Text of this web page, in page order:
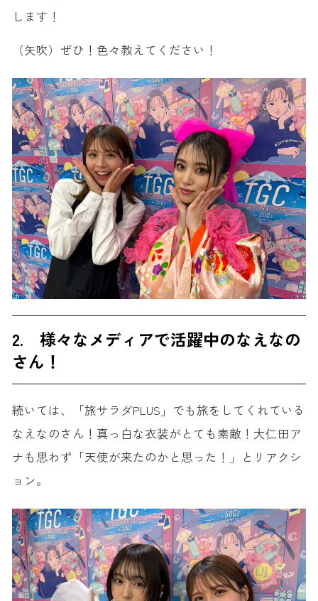
します！
（矢吹）ぜひ！色々教えてください！
2. 様々なメディアで活躍中のなえなの
さん！
続いては、「旅サラダPLUS」でも旅をしてくれている
なえなのさん！真っ白な衣装がとても素敵！大仁田ア
ナも思わず「天使が来たのかと思った！」とリアクシ
ョン。